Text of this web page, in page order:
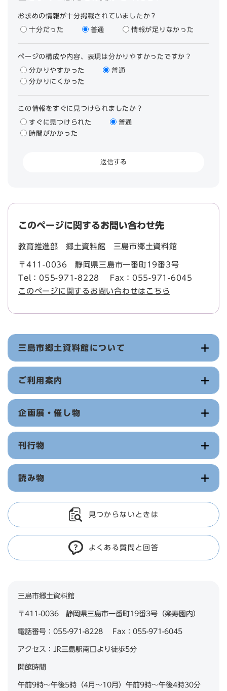
お求めの情報が十分掲載されていましたか？
十分だった 普通 情報が足りなかった
ページの構成や内容、表現は分かりやすかったですか？
分かりやすかった
普通
分かりにくかった
この情報をすぐに見つけられましたか？
すぐに見つけられた
普通
時間がかかった
このページに関するお問い合わせ先
教育推進部 郷土資料館 三島市郷土資料館
〒411-0036
静岡県三島市一番町19番3号
Tel：055-971-8228
Fax：055-971-6045
このページに関するお問い合わせはこちら
三島市郷土資料館について
ご利用案内
企画展・催し物
刊行物
読み物
見つからないときは
よくある質問と回答
三島市郷土資料館
〒411-0036 静岡県三島市一番町19番3号（楽寿園内）
電話番号：055-971-8228 Fax：055-971-6045
アクセス：JR三島駅南口より徒歩5分
開館時間
午前9時～午後5時（4月～10月）午前9時～午後4時30分